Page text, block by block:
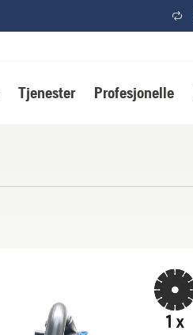
Tjenester Profesjonelle